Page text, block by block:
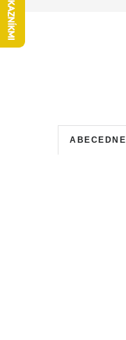
R
ABECEDNE